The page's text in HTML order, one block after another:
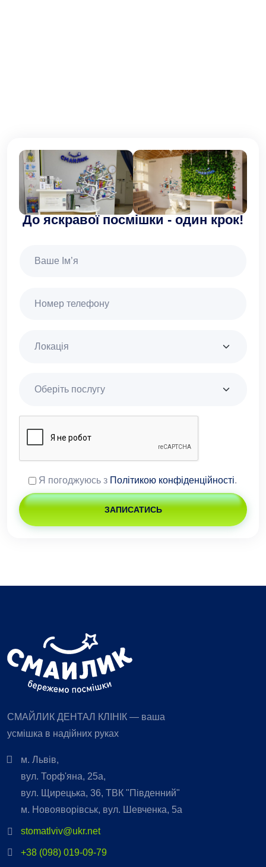
До яскравої посмішки - один крок!
Я погоджуюсь з Політикою конфіденційності.
ЗАПИСАТИСЬ
СМАЙЛИК ДЕНТАЛ КЛІНІК — ваша
усмішка в надійних руках
м. Львів,
вул. Торф'яна, 25а,
вул. Щирецька, 36, ТВК "Південний"
м. Новояворівськ, вул. Шевченка, 5а
stomatlviv@ukr.net
+38 (098) 019-09-79